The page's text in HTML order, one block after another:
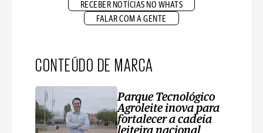
RECEBER NOTÍCIAS NO WHATS
FALAR COM A GENTE
CONTEÚDO DE MARCA
Parque Tecnológico
Agroleite inova para
fortalecer a cadeia
leiteira nacional